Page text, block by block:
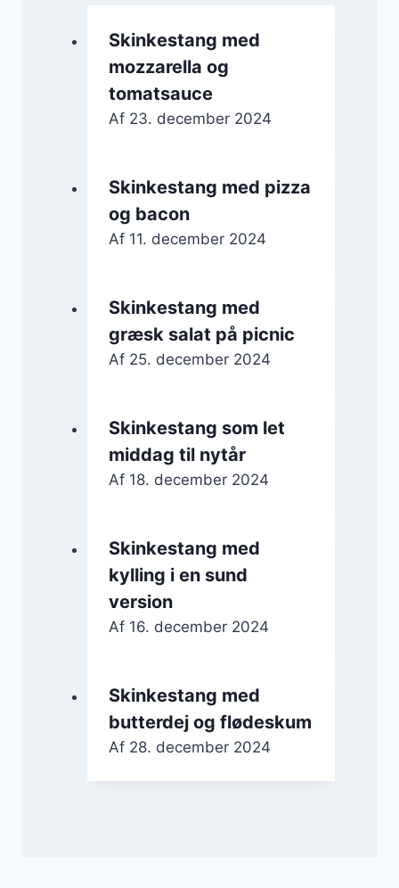
Skinkestang med
mozzarella og
tomatsauce
Af 23. december 2024
Skinkestang med pizza
og bacon
Af 11. december 2024
Skinkestang med
græsk salat på picnic
Af 25. december 2024
Skinkestang som let
middag til nytår
Af 18. december 2024
Skinkestang med
kylling i en sund
version
Af 16. december 2024
Skinkestang med
butterdej og flødeskum
Af 28. december 2024